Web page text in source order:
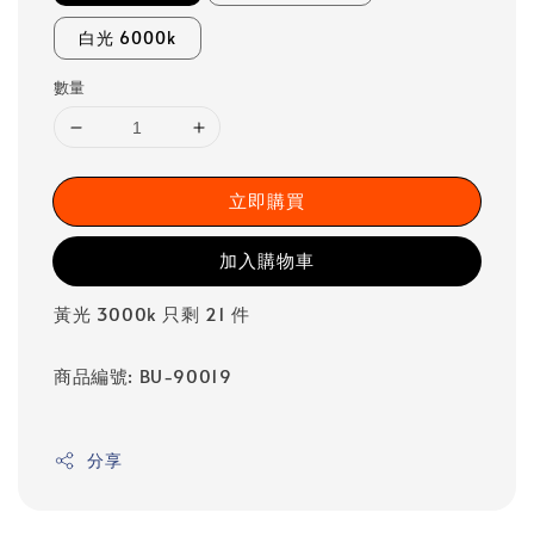
白光 6000k
數量
立即購買
加入購物車
黃光 3000k 只剩 21 件
商品編號: BU-90019
分享